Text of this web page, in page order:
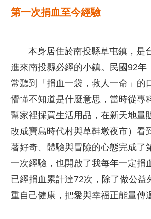
第一次捐血至今經驗
本身居住於南投縣草屯鎮，是
進來南投縣必經的小鎮。民國92年
常聽到「捐血一袋，救人一命」的
懵懂不知道是什麼意思，當時從專
幫家裡採買生活用品，在新天地量
改成寶島時代村與草鞋墩夜市）看
著好奇、體驗與冒險的心態完成了
一次經驗，也開啟了我每年一定捐
已經捐血累計達72次，除了做公益
重自己健康，把愛與幸福正能量傳